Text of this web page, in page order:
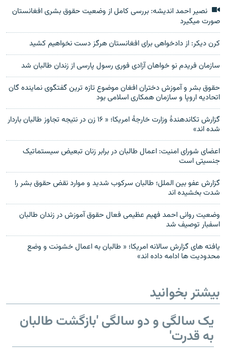
نصیر احمد اندیشه: بررسی کامل از وضعیت حقوق بشری افغانستان
صورت میگیرد
کرن دیکر: از دادخواهی برای افغانستان هرگز دست نخواهیم کشید
سازمان فریدم نو خواهان آزادی فوری رسول پارسی از زندان طالبان شد
حقوق بشر و آموزش دختران افغان موضوع تازه ترین گفتگوی نماینده گان
اتحادیه اروپا و سازمان همکاری اسلامی بود
گزارش تکاندهندهٔ وزارت خارجهٔ امریکا؛ « ۱۶ زن در نتیجه تجاوز طالبان باردار
شده اند»
اعضای شورای امنیت: اعمال طالبان در برابر زنان تبعیض سیستماتیک
جنسیتی است
گزارش عفو بین الملل؛ طالبان سرکوب شدید و موارد نقض حقوق بشر را
شدت بخشیده اند
وضعیت روانی احمد فهیم عظیمی فعال حقوق آموزش در زندان طالبان
اسفبار توصیف شد
یافته های گزارش سالانه امریکا؛ « طالبان به اعمال خشونت و وضع
محدودیت ها ادامه داده اند»
بیشتر بخوانید
یک سالگی و دو سالگی 'بازگشت طالبان
به قدرت'